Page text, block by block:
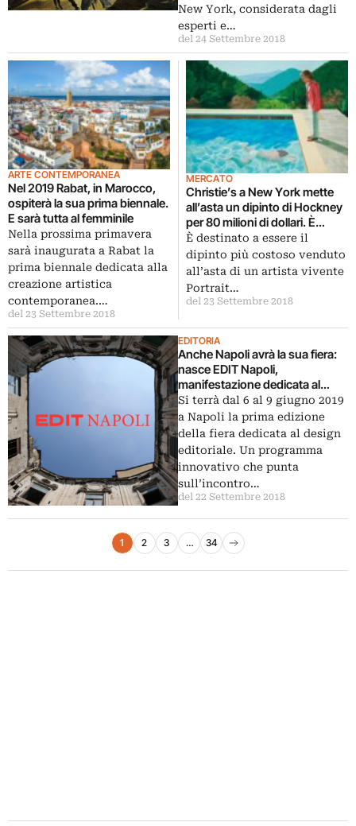
New York, considerata dagli
esperti e…
del 24 Settembre 2018
ARTE CONTEMPORANEA
Nel 2019 Rabat, in Marocco,
ospiterà la sua prima biennale.
E sarà tutta al femminile
Nella prossima primavera
sarà inaugurata a Rabat la
prima biennale dedicata alla
creazione artistica
contemporanea.…
del 23 Settembre 2018
MERCATO
Christie’s a New York mette
all’asta un dipinto di Hockney
per 80 milioni di dollari. È
record
È destinato a essere il
dipinto più costoso venduto
all’asta di un artista vivente
Portrait…
del 23 Settembre 2018
EDITORIA
Anche Napoli avrà la sua fiera:
nasce EDIT Napoli,
manifestazione dedicata al
design editoriale
Si terrà dal 6 al 9 giugno 2019
a Napoli la prima edizione
della fiera dedicata al design
editoriale. Un programma
innovativo che punta
sull’incontro…
del 22 Settembre 2018
Paginazione degli articoli
1 2 3 … 34
Pagina successiva